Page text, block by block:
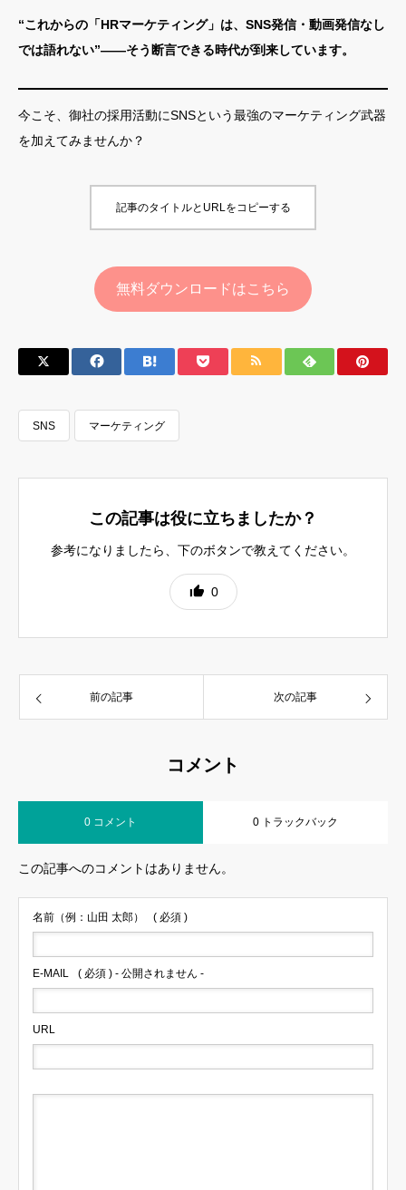
“これからの「HRマーケティング」は、SNS発信・動画発信なし
では語れない”——そう断言できる時代が到来しています。
今こそ、御社の採用活動にSNSという最強のマーケティング武器
を加えてみませんか？
記事のタイトルとURLをコピーする
無料ダウンロードはこちら
SNS マーケティング
この記事は役に立ちましたか？
参考になりましたら、下のボタンで教えてください。
0
前の記事 次の記事
コメント
0 コメント 0 トラックバック
この記事へのコメントはありません。
名前（例：山田 太郎） ( 必須 )
E-MAIL ( 必須 ) - 公開されません -
URL